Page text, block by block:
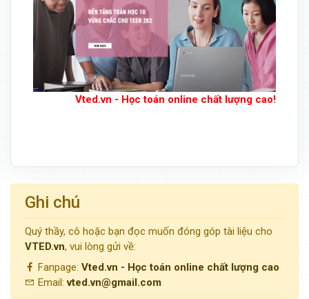
Vted.vn - Học toán online chất lượng cao!
Ghi chú
Quý thầy, cô hoặc bạn đọc muốn đóng góp tài liệu cho
VTED.vn, vui lòng gửi về:
Fanpage: Vted.vn - Học toán online chất lượng cao
Email:vted.vn@gmail.com